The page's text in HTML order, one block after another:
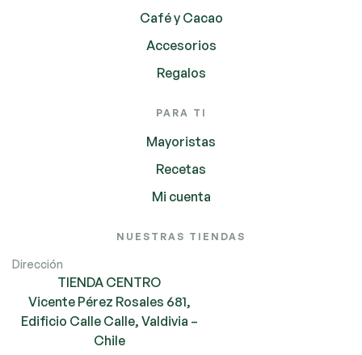
Café y Cacao
Accesorios
Regalos
PARA TI
Mayoristas
Recetas
Mi cuenta
NUESTRAS TIENDAS
Dirección
TIENDA CENTRO
Vicente Pérez Rosales 681,
Edificio Calle Calle, Valdivia –
Chile